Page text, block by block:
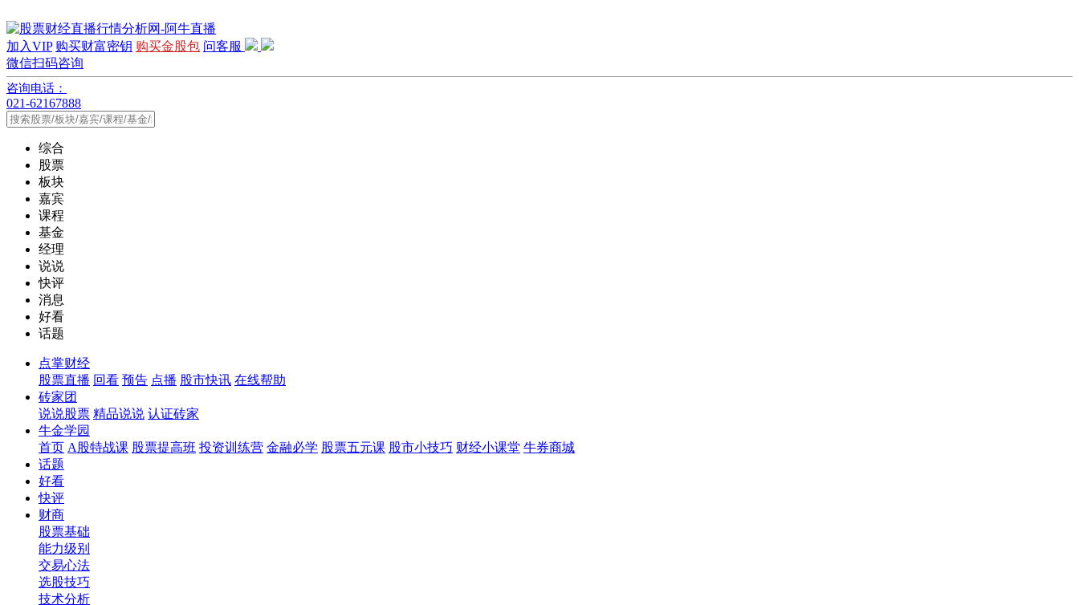
加入VIP 购买财富密钥 购买金股包 问客服
微信扫码咨询
咨询电话：
021-62167888
综合
股票
板块
嘉宾
课程
基金
经理
说说
快评
消息
好看
话题
点掌财经
股票直播 回看 预告 点播 股市快讯 在线帮助
砖家团
说说股票 精品说说 认证砖家
牛金学园
首页 A股特战课 股票提高班 投资训练营 金融必学 股票五元课 股市小技巧 财经小课堂 牛券商城
话题
好看
快评
财商
股票基础
能力级别
交易心法
选股技巧
技术分析